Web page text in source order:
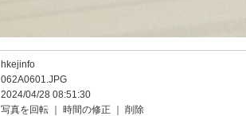
hkejinfo
062A0601.JPG
2024/04/28 08:51:30
写真を回転 時間の修正
削除